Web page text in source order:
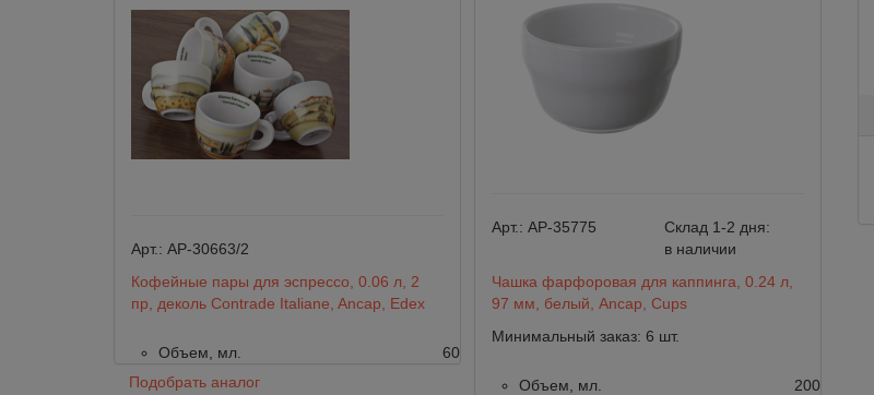
Арт.: AP-30663/2
Кофейные пары для эспрессо, 0.06 л, 2
пр, деколь Contrade Italiane, Ancap, Edex
Объем, мл.
60
Подобрать аналог
Арт.: AP-35775
Склад 1-2 дня:
в наличии
Чашка фарфоровая для каппинга, 0.24 л,
97 мм, белый, Ancap, Cups
Минимальный заказ: 6 шт.
Объем, мл.
200